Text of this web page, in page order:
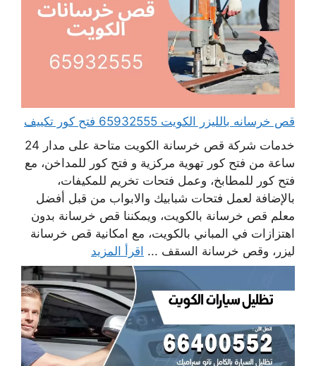
قص خرسانه بالليزر الكويت 65932555 فتح كور تكييف
خدمات شركة قص خرسانة الكويت متاحة على مدار 24
ساعة من فتح كور تهوية مركزية و فتح كور للمداخن، مع
فتح كور للمطابخ، وعمل فتحات تخريم للمكيفات،
بالإضافة لعمل فتحات شبابيك والابواب من قبل أفضل
معلم قص خرسانة بالكويت، ويمكننا قص خرسانة بدون
اهتزازات في المباني بالكويت، مع امكانية قص خرسانة
ليزر، وقص خرسانة السقف ... اقرأ المزيد